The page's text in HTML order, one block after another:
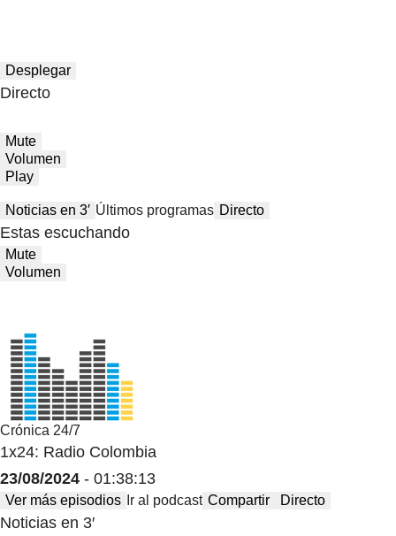
Desplegar
Directo
Mute
Volumen
Play
Noticias en 3′ Últimos programas Directo
Estas escuchando
Mute
Volumen
Crónica 24/7
1x24: Radio Colombia
23/08/2024 - 01:38:13
Ver más episodios Ir al podcast Compartir Directo
Noticias en 3′